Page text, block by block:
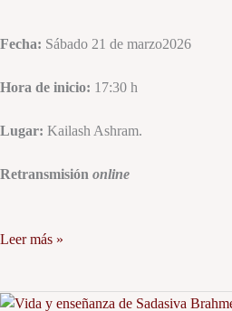
Fecha: Sábado 21 de marzo2026
Hora de inicio: 17:30 h
Lugar: Kailash Ashram.
Retransmisión online
Leer más »
La